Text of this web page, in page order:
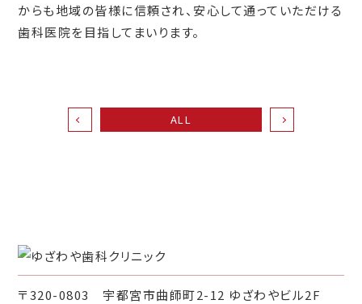
からも地域の皆様に信頼され、安心して通っていただける
歯科医院を目指してまいります。
ALL
〒320-0803 宇都宮市曲師町2-12 ゆざわやビル2F